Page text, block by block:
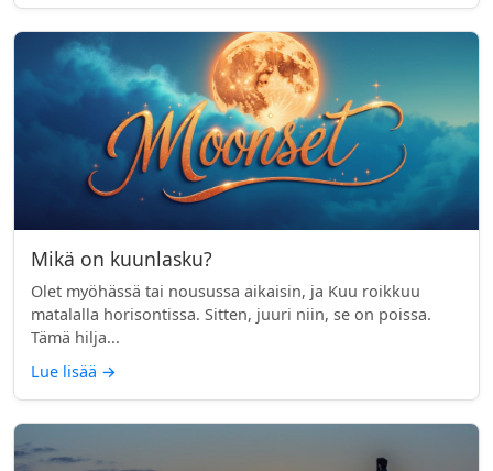
Mikä on kuunlasku?
Olet myöhässä tai nousussa aikaisin, ja Kuu roikkuu
matalalla horisontissa. Sitten, juuri niin, se on poissa.
Tämä hilja...
Lue lisää →